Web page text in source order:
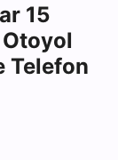
15
Telefon